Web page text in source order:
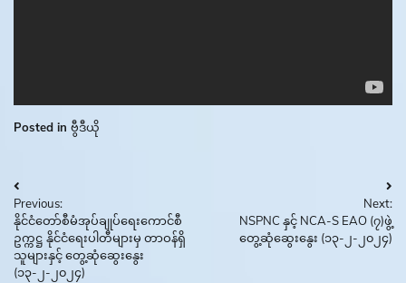
Posted in ဗွီဒီယို
Post
navigation
Previous:
နိုင်ငံတော်စီမံအုပ်ချုပ်ရေးကောင်စီ
ဥက္ကဋ္ဌ နိုင်ငံရေးပါတီများမှ တာဝန်ရှိ
သူများနှင့် တွေ့ဆုံဆွေးနွေး
(၁၃-၂-၂၀၂၄)
Next:
NSPNC နှင့် NCA-S EAO (၇)ဖွဲ့
တွေ့ဆုံဆွေးနွေး (၁၃-၂-၂၀၂၄)